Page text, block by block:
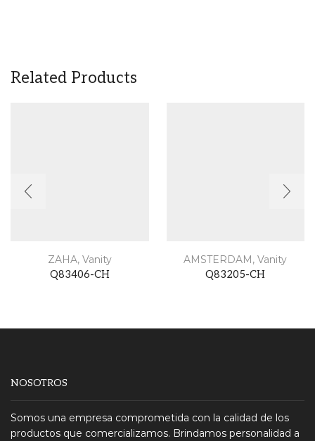
Related Products
ZAHA, Vanity
Q83406-CH
AMSTERDAM,Vanity
Q83205-CH
NOSOTROS
Somos una empresa comprometida con la calidad de los
productos que comercializamos. Brindamos personalidad a